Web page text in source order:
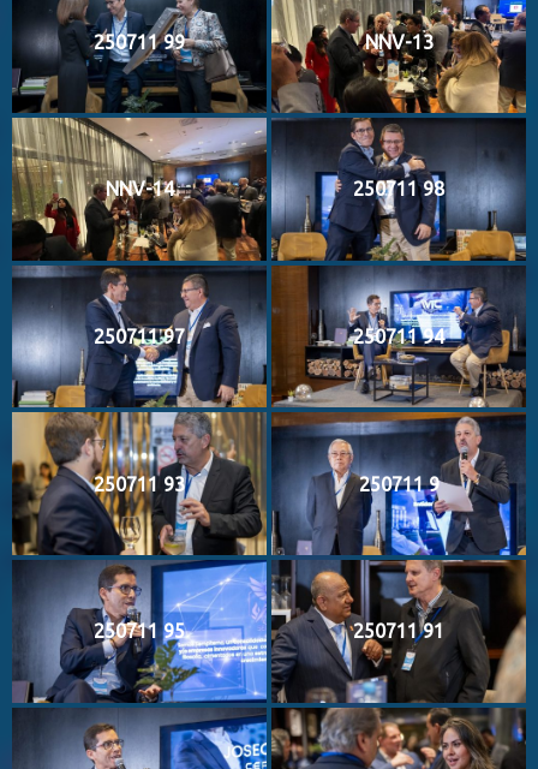
250711 99 NNV-13
NNV-14 250711 98
250711 97 250711 94
250711 93 250711 9
250711 95 250711 91